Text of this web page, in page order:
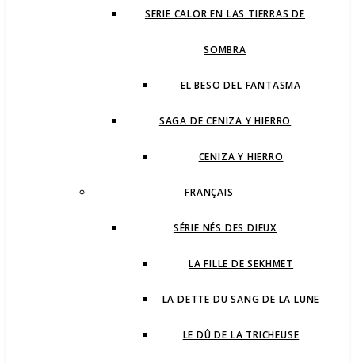
SERIE CALOR EN LAS TIERRAS DE
SOMBRA
EL BESO DEL FANTASMA
SAGA DE CENIZA Y HIERRO
CENIZA Y HIERRO
FRANÇAIS
SÉRIE NÉS DES DIEUX
LA FILLE DE SEKHMET
LA DETTE DU SANG DE LA LUNE
LE DÛ DE LA TRICHEUSE